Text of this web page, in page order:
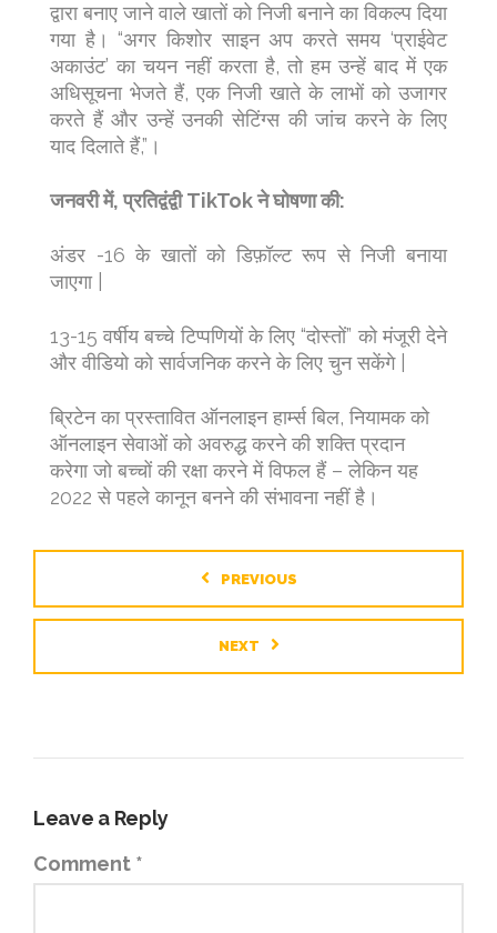
द्वारा बनाए जाने वाले खातों को निजी बनाने का विकल्प दिया
गया है। “अगर किशोर साइन अप करते समय ‘प्राईवेट
अकाउंट’ का चयन नहीं करता है, तो हम उन्हें बाद में एक
अधिसूचना भेजते हैं, एक निजी खाते के लाभों को उजागर
करते हैं और उन्हें उनकी सेटिंग्स की जांच करने के लिए
याद दिलाते हैं,”।
जनवरी में, प्रतिद्वंद्वी TikTok ने घोषणा की:
अंडर -16 के खातों को डिफ़ॉल्ट रूप से निजी बनाया
जाएगा |
13-15 वर्षीय बच्चे टिप्पणियों के लिए “दोस्तों” को मंजूरी देने
और वीडियो को सार्वजनिक करने के लिए चुन सकेंगे |
ब्रिटेन का प्रस्तावित ऑनलाइन हार्म्स बिल, नियामक को
ऑनलाइन सेवाओं को अवरुद्ध करने की शक्ति प्रदान
करेगा जो बच्चों की रक्षा करने में विफल हैं – लेकिन यह
2022 से पहले कानून बनने की संभावना नहीं है।
PREVIOUS
NEXT
Leave a Reply
Comment *